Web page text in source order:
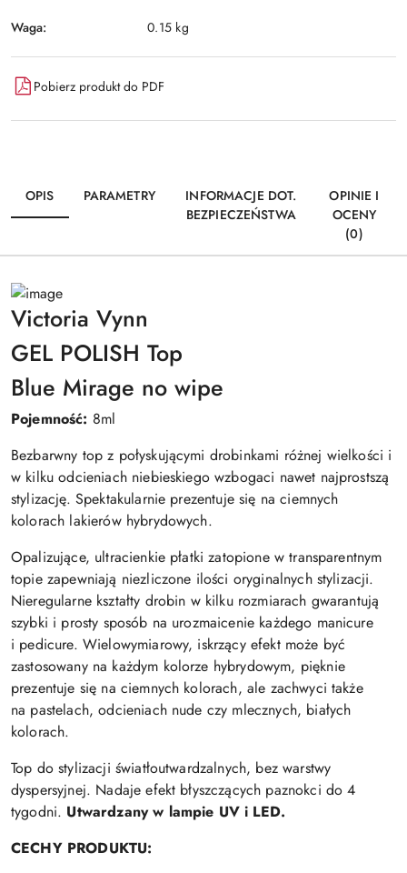
Waga: 0.15 kg
Pobierz produkt do PDF
OPIS PARAMETRY
INFORMACJE DOT.
BEZPIECZEŃSTWA
OPINIE I
OCENY
(0)
Victoria Vynn
GEL POLISH Top
Blue Mirage no wipe
Pojemność: 8ml
Bezbarwny top z połyskującymi drobinkami różnej wielkości i
w kilku odcieniach niebieskiego wzbogaci nawet najprostszą
stylizację. Spektakularnie prezentuje się na ciemnych
kolorach lakierów hybrydowych.
Opalizujące, ultracienkie płatki zatopione w transparentnym
topie zapewniają niezliczone ilości oryginalnych stylizacji.
Nieregularne kształty drobin w kilku rozmiarach gwarantują
szybki i prosty sposób na urozmaicenie każdego manicure
i pedicure. Wielowymiarowy, iskrzący efekt może być
zastosowany na każdym kolorze hybrydowym, pięknie
prezentuje się na ciemnych kolorach, ale zachwyci także
na pastelach, odcieniach nude czy mlecznych, białych
kolorach.
Top do stylizacji światłoutwardzalnych, bez warstwy
dyspersyjnej. Nadaje efekt błyszczących paznokci do 4
tygodni. Utwardzany w lampie UV i LED.
CECHY PRODUKTU: